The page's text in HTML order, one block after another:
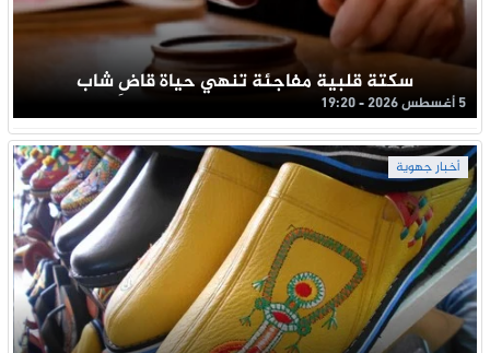
سكتة قلبية مفاجئة تنهي حياة قاضِ شاب
5 أغسطس 2026 - 19:20
أخبار جهوية